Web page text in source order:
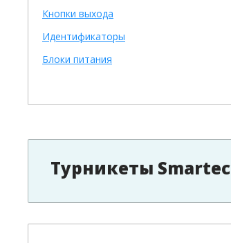
Кнопки выхода
Идентификаторы
Блоки питания
Турникеты Smartec